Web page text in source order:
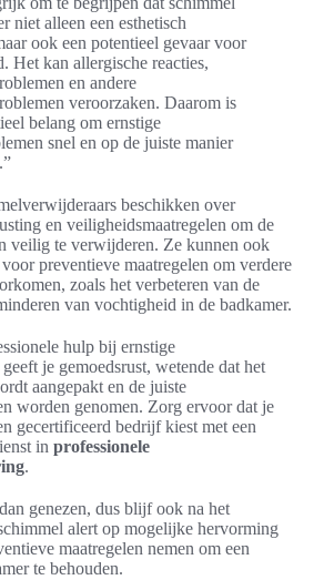
niet alleen een esthetisch
ook een potentieel gevaar voor
Het kan allergische reacties,
en andere
veroorzaken. Daarom is
belang om ernstige
snel en op de juiste manier
beschikken over
en veiligheidsmaatregelen om de
veilig te verwijderen. Ze kunnen ook
preventieve maatregelen om verdere
zoals het verbeteren van de
van vochtigheid in de badkamer.
hulp bij ernstige
je gemoedsrust, wetende dat het
aangepakt en de juiste
worden genomen. Zorg ervoor dat je
gecertificeerd bedrijf kiest met een
in professionele
.
genezen, dus blijf ook na het
alert op mogelijke hervorming
maatregelen nemen om een
te behouden.